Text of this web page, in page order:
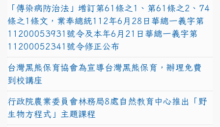
「傳染病防治法」增訂第61條之1、第61條之2、74
條之1條文，業奉總統112年6月28日華總一義字第
11200053931號令及本年6月21日華總一義字第
11200052341號令修正公布
台灣黑熊保育協會為宣導台灣黑熊保育，辦理免費
到校講座
行政院農業委員會林務局8處自然教育中心推出「野
生物方程式」主題課程